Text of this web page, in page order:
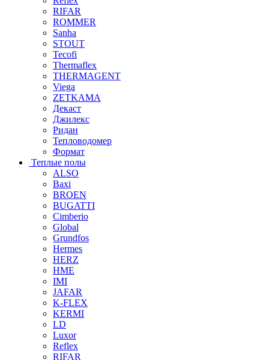
RIFAR
ROMMER
Sanha
STOUT
Tecofi
Thermaflex
THERMAGENT
Viega
ZETKAMA
Декаст
Джилекс
Ридан
Тепловодомер
Формат
Теплые полы
ALSO
Baxi
BROEN
BUGATTI
Cimberio
Global
Grundfos
Hermes
HERZ
HME
IMI
JAFAR
K-FLEX
KERMI
LD
Luxor
Reflex
RIFAR